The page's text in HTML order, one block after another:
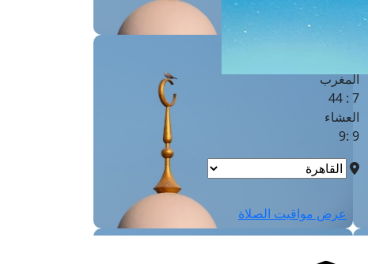
1 : 1
المغرب
7 : 44
العشاء
9 :9
عرض مواقيت الصلاة